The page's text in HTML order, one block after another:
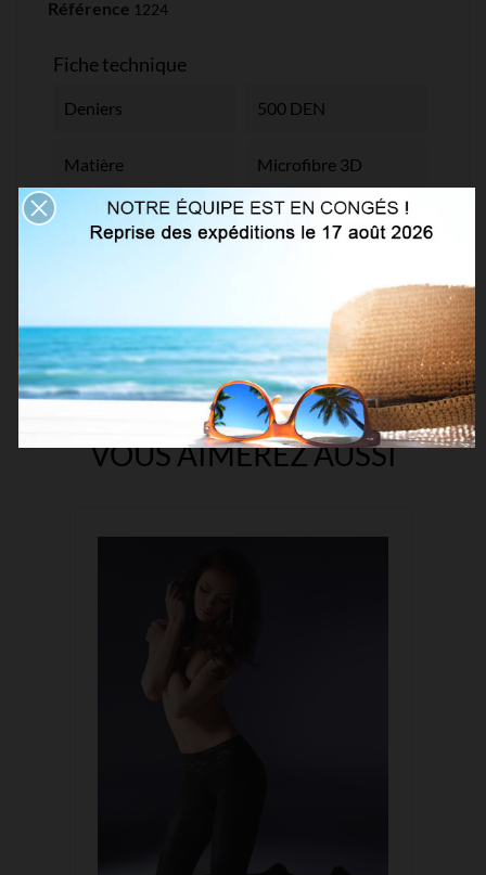
Référence 1224
Fiche technique
Deniers 500 DEN
Matière Microfibre 3D
Collection Classique
VOUS AIMEREZ AUSSI